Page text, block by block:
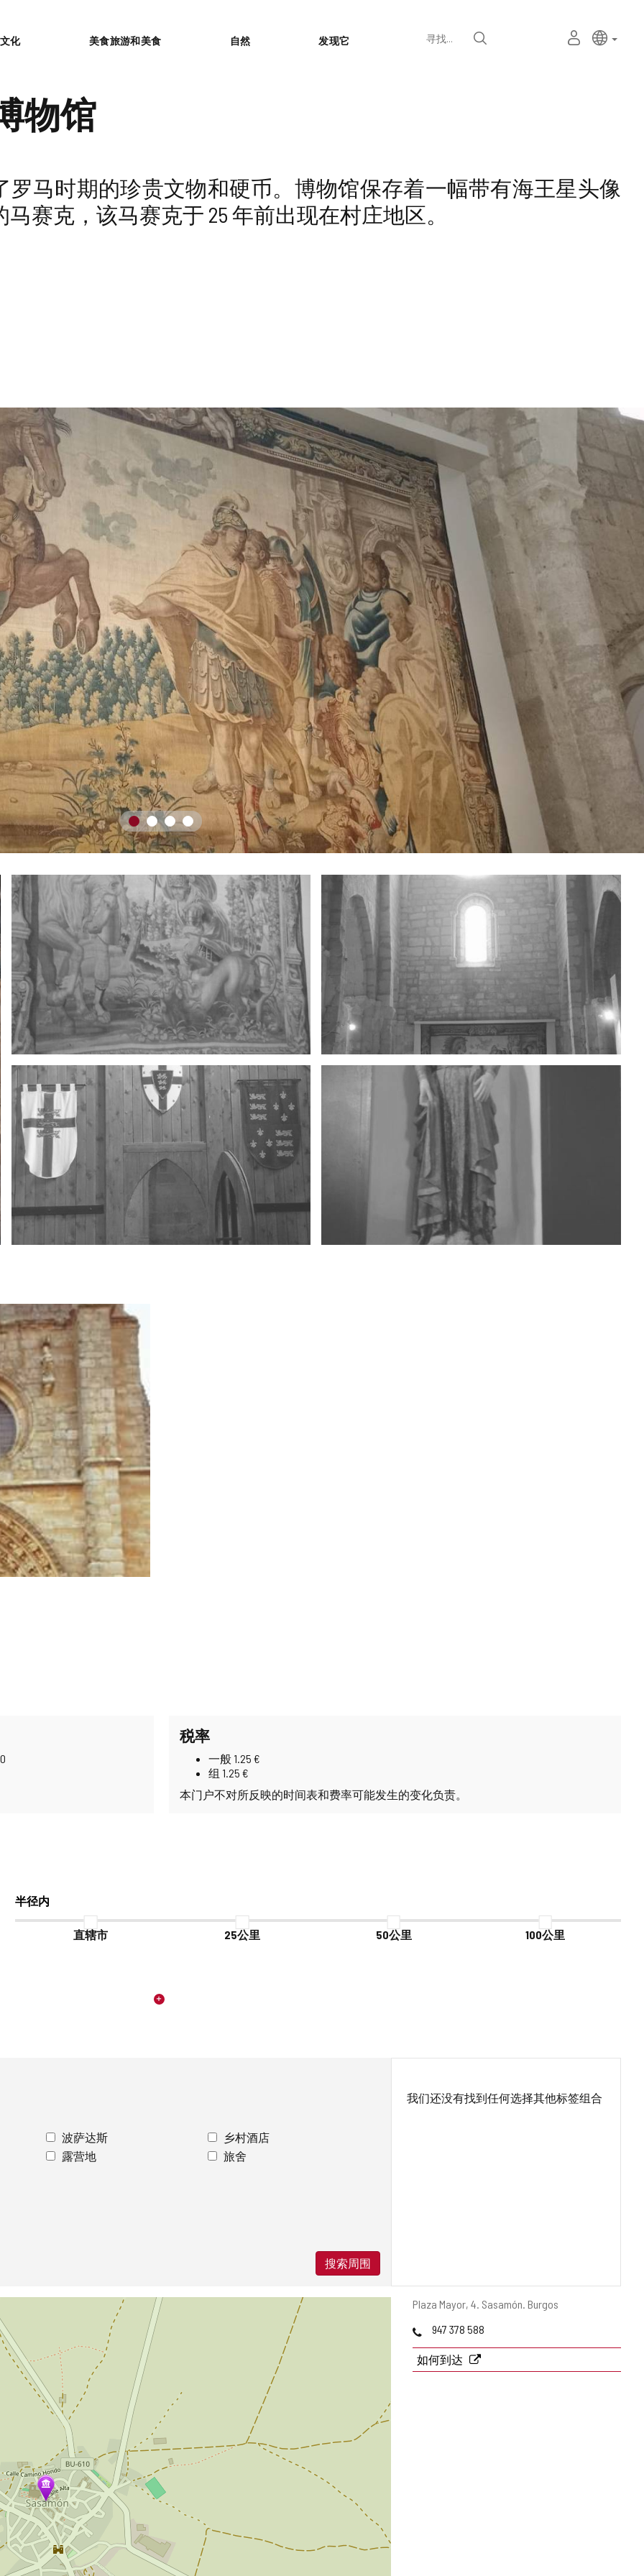
化 美食旅游和美食 自然 发现它 寻找
语
言
主动语
中文
物馆
罗马时期的珍贵文物和硬币。博物馆保存着一幅带有海王星头像
赛克，该马赛克于 25 年前出现在村庄地区。
税率
一般 1.25 €
组 1.25 €
本门户不对所反映的时间表和费率可能发生的变化负责。
半径内
直辖市 25公里 50公里 100公里
邮
地
址
Plaza Mayor, 4. Sasamón. Burgos
电
947 378 588
如何到达
波萨达斯
乡村酒店
露营地
旅舍
搜索周围
我们还没有找到任何选择其他标签组合